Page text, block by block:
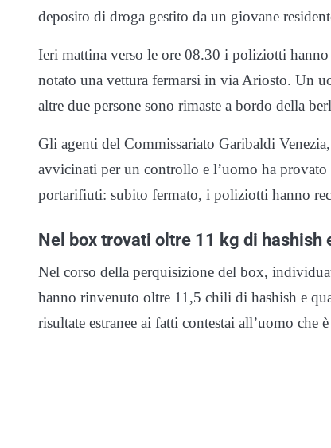
deposito di droga gestito da un giovane
Ieri mattina verso le ore 08.30 i poliziotti
notato una vettura fermarsi in via Ariosto. Un
altre due persone sono rimaste a bordo della
Gli agenti del Commissariato Garibaldi
avvicinati per un controllo e l’uomo ha
portarifiuti: subito fermato, i poliziotti hanno
Nel box trovati oltre 11 kg di hashish
Nel corso della perquisizione del box,
hanno rinvenuto oltre 11,5 chili di hashish e
risultate estranee ai fatti contestai all’uomo che